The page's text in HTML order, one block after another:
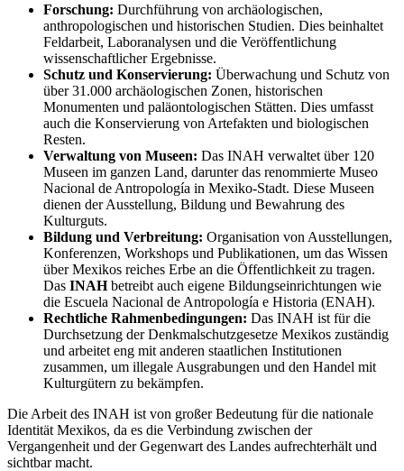
Forschung: Durchführung von archäologischen,
anthropologischen und historischen Studien. Dies beinhaltet
Feldarbeit, Laboranalysen und die Veröffentlichung
wissenschaftlicher Ergebnisse.
Schutz und Konservierung: Überwachung und Schutz von
über 31.000 archäologischen Zonen, historischen
Monumenten und paläontologischen Stätten. Dies umfasst
auch die Konservierung von Artefakten und biologischen
Resten.
Verwaltung von Museen: Das INAH verwaltet über 120
Museen im ganzen Land, darunter das renommierte Museo
Nacional de Antropología in Mexiko-Stadt. Diese Museen
dienen der Ausstellung, Bildung und Bewahrung des
Kulturguts.
Bildung und Verbreitung: Organisation von Ausstellungen,
Konferenzen, Workshops und Publikationen, um das Wissen
über Mexikos reiches Erbe an die Öffentlichkeit zu tragen.
Das INAHbetreibt auch eigene Bildungseinrichtungen wie
die Escuela Nacional de Antropología e Historia (ENAH).
Rechtliche Rahmenbedingungen: Das INAH ist für die
Durchsetzung der Denkmalschutzgesetze Mexikos zuständig
und arbeitet eng mit anderen staatlichen Institutionen
zusammen, um illegale Ausgrabungen und den Handel mit
Kulturgütern zu bekämpfen.
Die Arbeit des INAH ist von großer Bedeutung für die nationale
Identität Mexikos, da es die Verbindung zwischen der
Vergangenheit und der Gegenwart des Landes aufrechterhält und
sichtbar macht.